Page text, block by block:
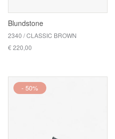
Blundstone
2340 / CLASSIC BROWN
€ 220,00
- 50%